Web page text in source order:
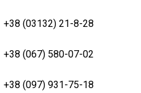
+38 (03132) 21-8-28
+38 (067) 580-07-02
+38 (097) 931-75-18